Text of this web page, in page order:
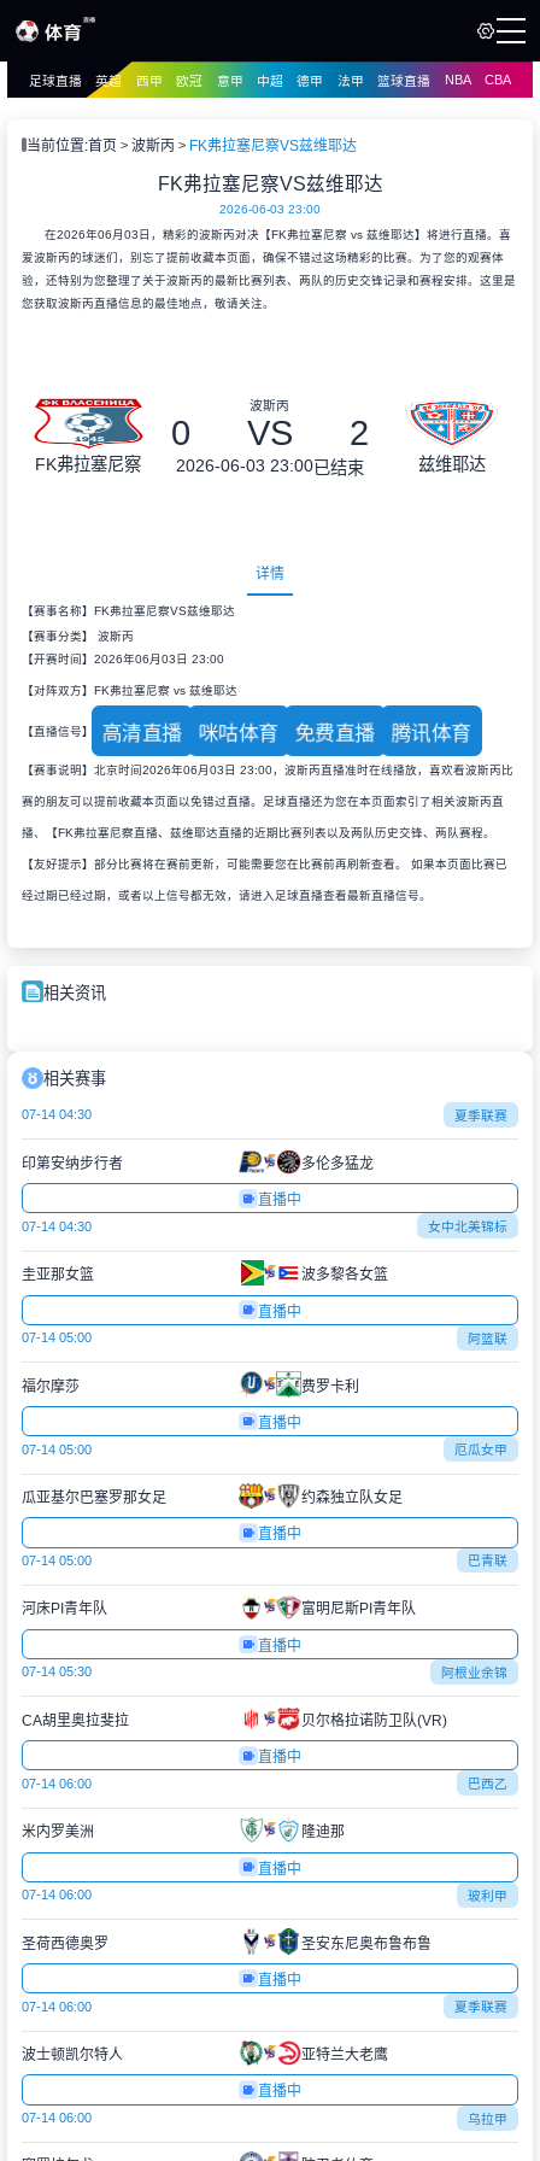
播
足球直播 英超 西甲 欧冠 意甲 中超 德甲 法甲 篮球直播 NBA CBA
当前位置:首页 波斯丙 FK弗拉塞尼察VS兹维耶达
FK弗拉塞尼察VS兹维耶达
2026-06-03 23:00
在2026年06月03日，精彩的波斯丙对决【FK弗拉塞尼察 vs 兹维耶达】将进行直播。喜
爱波斯丙的球迷们，别忘了提前收藏本页面，确保不错过这场精彩的比赛。为了您的观赛体
验，还特别为您整理了关于波斯丙的最新比赛列表、两队的历史交锋记录和赛程安排。这里是
您获取波斯丙直播信息的最佳地点，敬请关注。
FK弗拉塞尼察
波斯丙
0 VS 2
2026-06-03 23:00已结束 兹维耶达
详情
【赛事名称】FK弗拉塞尼察VS兹维耶达
【赛事分类】 波斯丙
【开赛时间】2026年06月03日 23:00
【对阵双方】FK弗拉塞尼察 vs 兹维耶达
【直播信号】 高清直播 咪咕体育 免费直播 腾讯体育
【赛事说明】北京时间2026年06月03日 23:00，波斯丙直播准时在线播放，喜欢看波斯丙比
赛的朋友可以提前收藏本页面以免错过直播。足球直播还为您在本页面索引了相关波斯丙直
播、【FK弗拉塞尼察直播、兹维耶达直播的近期比赛列表以及两队历史交锋、两队赛程。
【友好提示】部分比赛将在赛前更新，可能需要您在比赛前再刷新查看。 如果本页面比赛已
经过期已经过期，或者以上信号都无效，请进入足球直播查看最新直播信号。
相关资讯
相关赛事
07-14 04:30 夏季联赛
印第安纳步行者 多伦多猛龙
直播中
07-14 04:30 女中北美锦标
圭亚那女篮 波多黎各女篮
直播中
07-14 05:00 阿篮联
福尔摩莎 费罗卡利
直播中
07-14 05:00 厄瓜女甲
瓜亚基尔巴塞罗那女足 约森独立队女足
直播中
07-14 05:00 巴青联
河床PI青年队 富明尼斯PI青年队
直播中
07-14 05:30 阿根业余锦
CA胡里奥拉斐拉 贝尔格拉诺防卫队(VR)
直播中
07-14 06:00 巴西乙
米内罗美洲 隆迪那
直播中
07-14 06:00 玻利甲
圣荷西德奥罗 圣安东尼奥布鲁布鲁
直播中
07-14 06:00 夏季联赛
波士顿凯尔特人 亚特兰大老鹰
直播中
07-14 06:00 乌拉甲